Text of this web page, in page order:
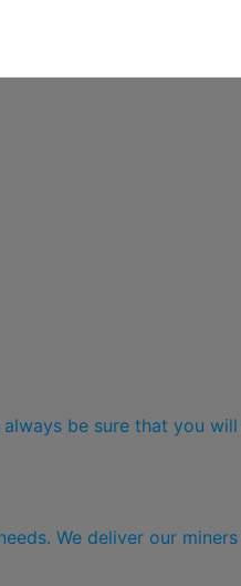
be sure that you
We deliver our